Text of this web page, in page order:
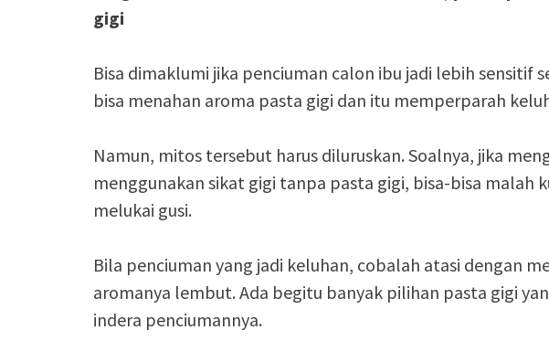
gigi
Bisa dimaklumi jika penciuman calon ibu jadi lebih sensitif
bisa menahan aroma pasta gigi dan itu memperparah
Namun, mitos tersebut harus diluruskan. Soalnya, jika
menggunakan sikat gigi tanpa pasta gigi, bisa-bisa malah
melukai gusi.
Bila penciuman yang jadi keluhan, cobalah atasi dengan
aromanya lembut. Ada begitu banyak pilihan pasta gigi
indera penciumannya.